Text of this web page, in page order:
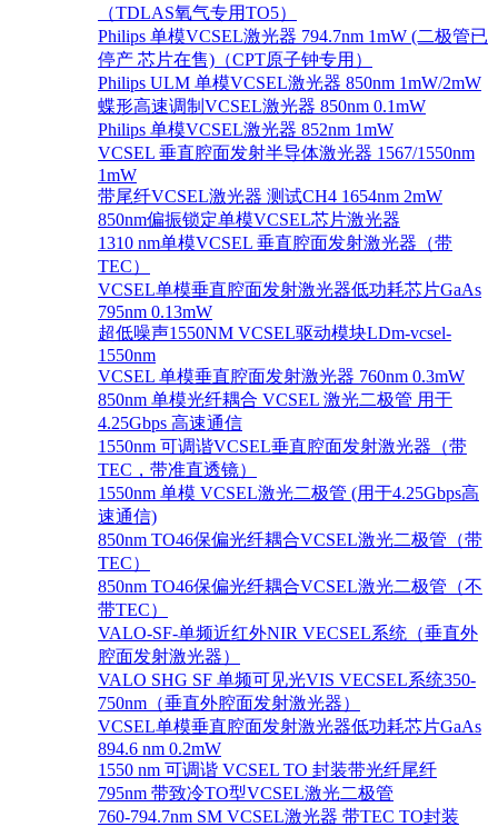
（TDLAS氧气专用TO5）
Philips 单模VCSEL激光器 794.7nm 1mW (二极管已
停产 芯片在售)（CPT原子钟专用）
Philips ULM 单模VCSEL激光器 850nm 1mW/2mW
蝶形高速调制VCSEL激光器 850nm 0.1mW
Philips 单模VCSEL激光器 852nm 1mW
VCSEL 垂直腔面发射半导体激光器 1567/1550nm
1mW
带尾纤VCSEL激光器 测试CH4 1654nm 2mW
850nm偏振锁定单模VCSEL芯片激光器
1310 nm单模VCSEL 垂直腔面发射激光器（带
TEC）
VCSEL单模垂直腔面发射激光器低功耗芯片GaAs
795nm 0.13mW
超低噪声1550NM VCSEL驱动模块LDm-vcsel-
1550nm
VCSEL 单模垂直腔面发射激光器 760nm 0.3mW
850nm 单模光纤耦合 VCSEL 激光二极管 用于
4.25Gbps 高速通信
1550nm 可调谐VCSEL垂直腔面发射激光器（带
TEC，带准直透镜）
1550nm 单模 VCSEL激光二极管 (用于4.25Gbps高
速通信)
850nm TO46保偏光纤耦合VCSEL激光二极管（带
TEC）
850nm TO46保偏光纤耦合VCSEL激光二极管（不
带TEC）
VALO-SF-单频近红外NIR VECSEL系统（垂直外
腔面发射激光器）
VALO SHG SF 单频可见光VIS VECSEL系统350-
750nm（垂直外腔面发射激光器）
VCSEL单模垂直腔面发射激光器低功耗芯片GaAs
894.6 nm 0.2mW
1550 nm 可调谐 VCSEL TO 封装带光纤尾纤
795nm 带致冷TO型VCSEL激光二极管
760-794.7nm SM VCSEL激光器 带TEC TO封装